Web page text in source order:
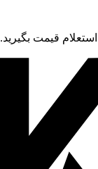
قیمت بگیرید.